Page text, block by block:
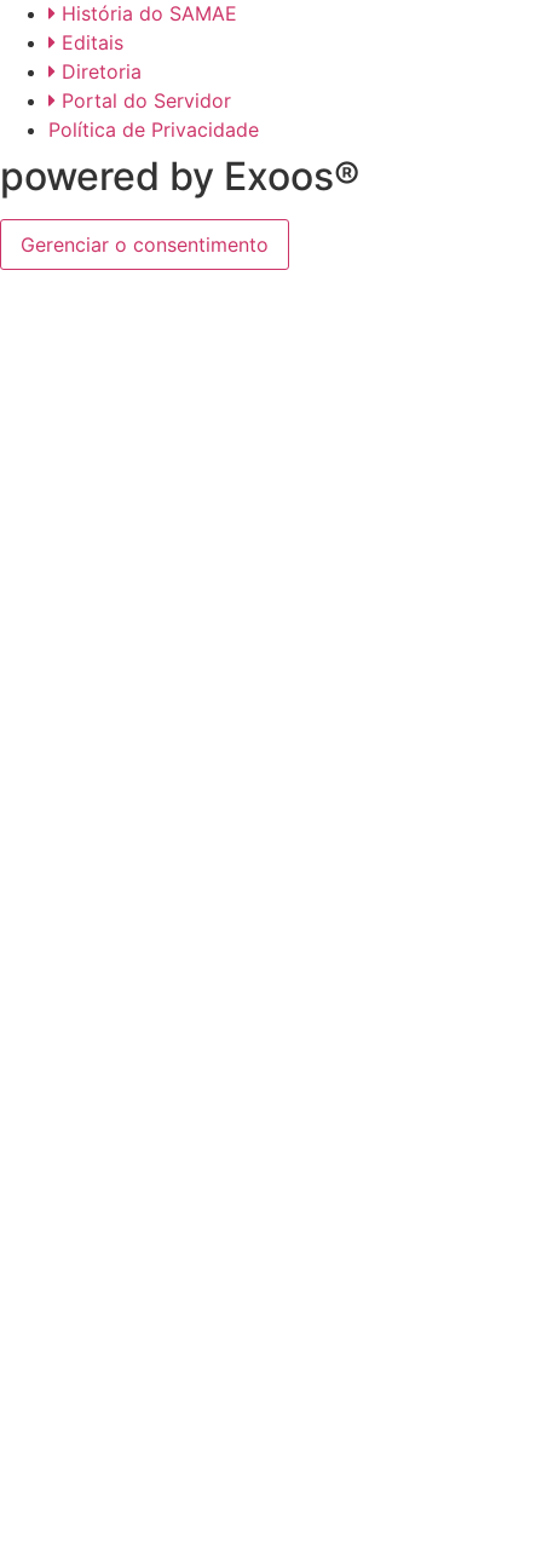
História do SAMAE
Editais
Diretoria
Portal do Servidor
Política de Privacidade
powered by Exoos®
Gerenciar o consentimento